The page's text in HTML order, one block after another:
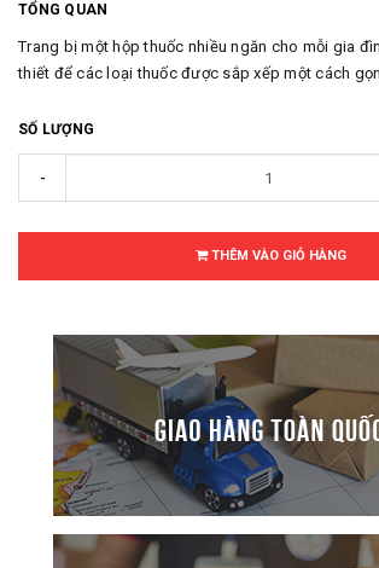
TỔNG QUAN
Trang bị một hộp thuốc nhiều ngăn cho mỗi gia
thiết để các loại thuốc được sắp xếp một cách
SỐ LƯỢNG
-
THÊM VÀO GIỎ HÀNG